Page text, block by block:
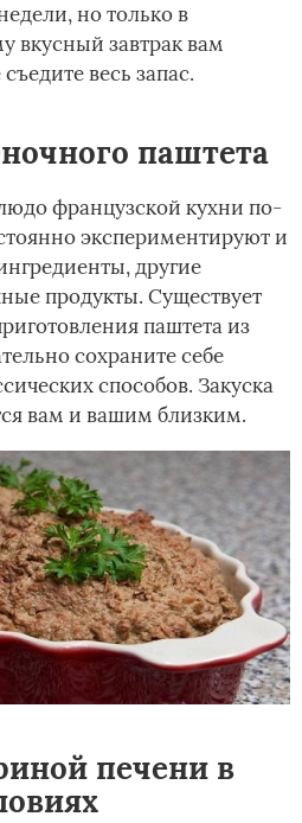
но только в
вкусный завтрак вам
весь запас.
паштета
французской кухни по-
экспериментируют и
другие
продукты. Существует
паштета из
сохраните себе
способов. Закуска
вам и вашим близким.
печени в